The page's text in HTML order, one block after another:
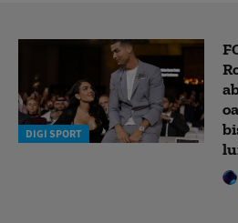
DIGI SPORT